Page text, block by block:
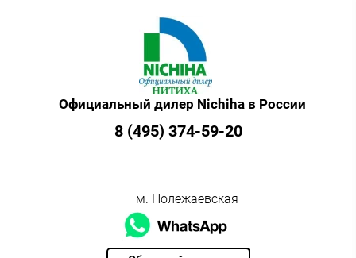
Официальный дилер Nichiha в России
8 (495) 374-59-20
м. Полежаевская